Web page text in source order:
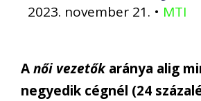
2023. november 21. • MTI
Anői vezetőkaránya alig
negyedik cégnél (24